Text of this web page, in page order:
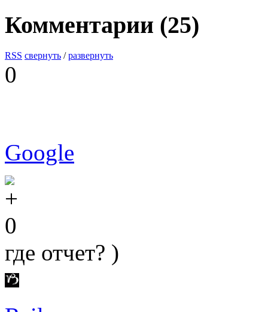
Комментарии (25)
RSS свернуть /развернуть
0
Google
0
где отчет? )